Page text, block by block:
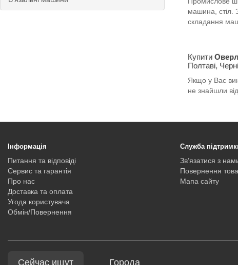
машина, стіл.
складання
Купити
Полтаві,
Якщо у Вас
не знайшли
Інформація
Питання та відповіді
Сервис та гарантія
Про нас
Доставка та оплата
Угода користувача
Обмін/Повернення
Служба
Зв’язатися з
Повернення
Мапа сайту
Сейчас ищут Города